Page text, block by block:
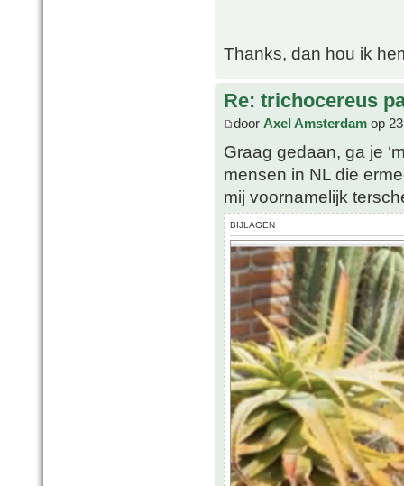
Thanks, dan hou ik
Re: trichocereus
door Axel Amsterdam op
Graag gedaan, ga je
mensen in NL die
mij voornamelijk
BIJLAGEN